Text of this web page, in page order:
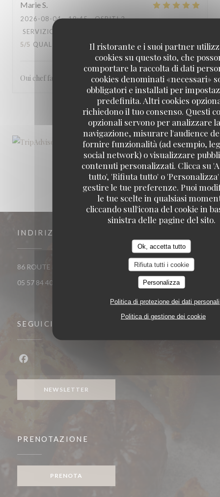
Il ristorante e i suoi partner
cookies su questo sito, che
comportare la raccolta di dati
cookies denominati «necessari»
obbligatori e installati per
predefinita. Altri cookies
richiedono il tuo consenso. Questi
opzionali servono per analizzare
navigazione, misurare l'audience
fornire funzionalità (ad esempio,
social network) o visualizzare
contenuti personalizzati. Clicca su
tutto', 'Rifiuta tutto' o
gestire le tue preferenze. Puoi
le tue scelte in qualsiasi
cliccando sull'icona del cookie in
sinistra delle pagine del sito.
Ok, accetta tutto
Rifiuta tutti i cookie
Personalizza
Politica di protezione dei dati personali
Politica di gestione dei cookie
MarieS
2026-08-04- 19:45 - OSPITI 2
SERVIZIO
5/5 QUALITÀ / PREZZO: 4/5
Oui chef fantastique et les serveurs très gentils
1 2 3
INDIRIZZO
86 ROUTE DE CATUSSEAU 33500 POMEROL((apre una nuova
05 57 84 40 40
SEGUICI
NEWSLETTER
PRENOTAZIONE
PRENOTA